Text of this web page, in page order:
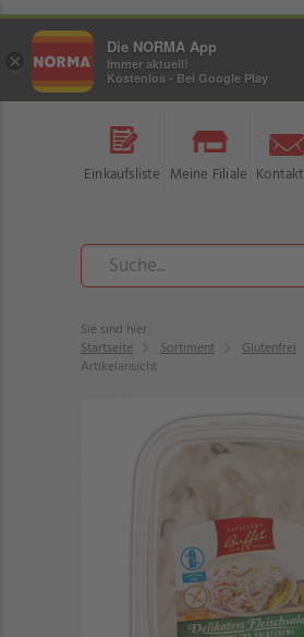
Einkaufsliste Meine Filiale Kontakt
Sie sind hier:
Startseite
Sortiment
Glutenfrei
Artikelansicht
×
Die NORMA App
Immer aktuell!
Kostenlos - Bei Google Play